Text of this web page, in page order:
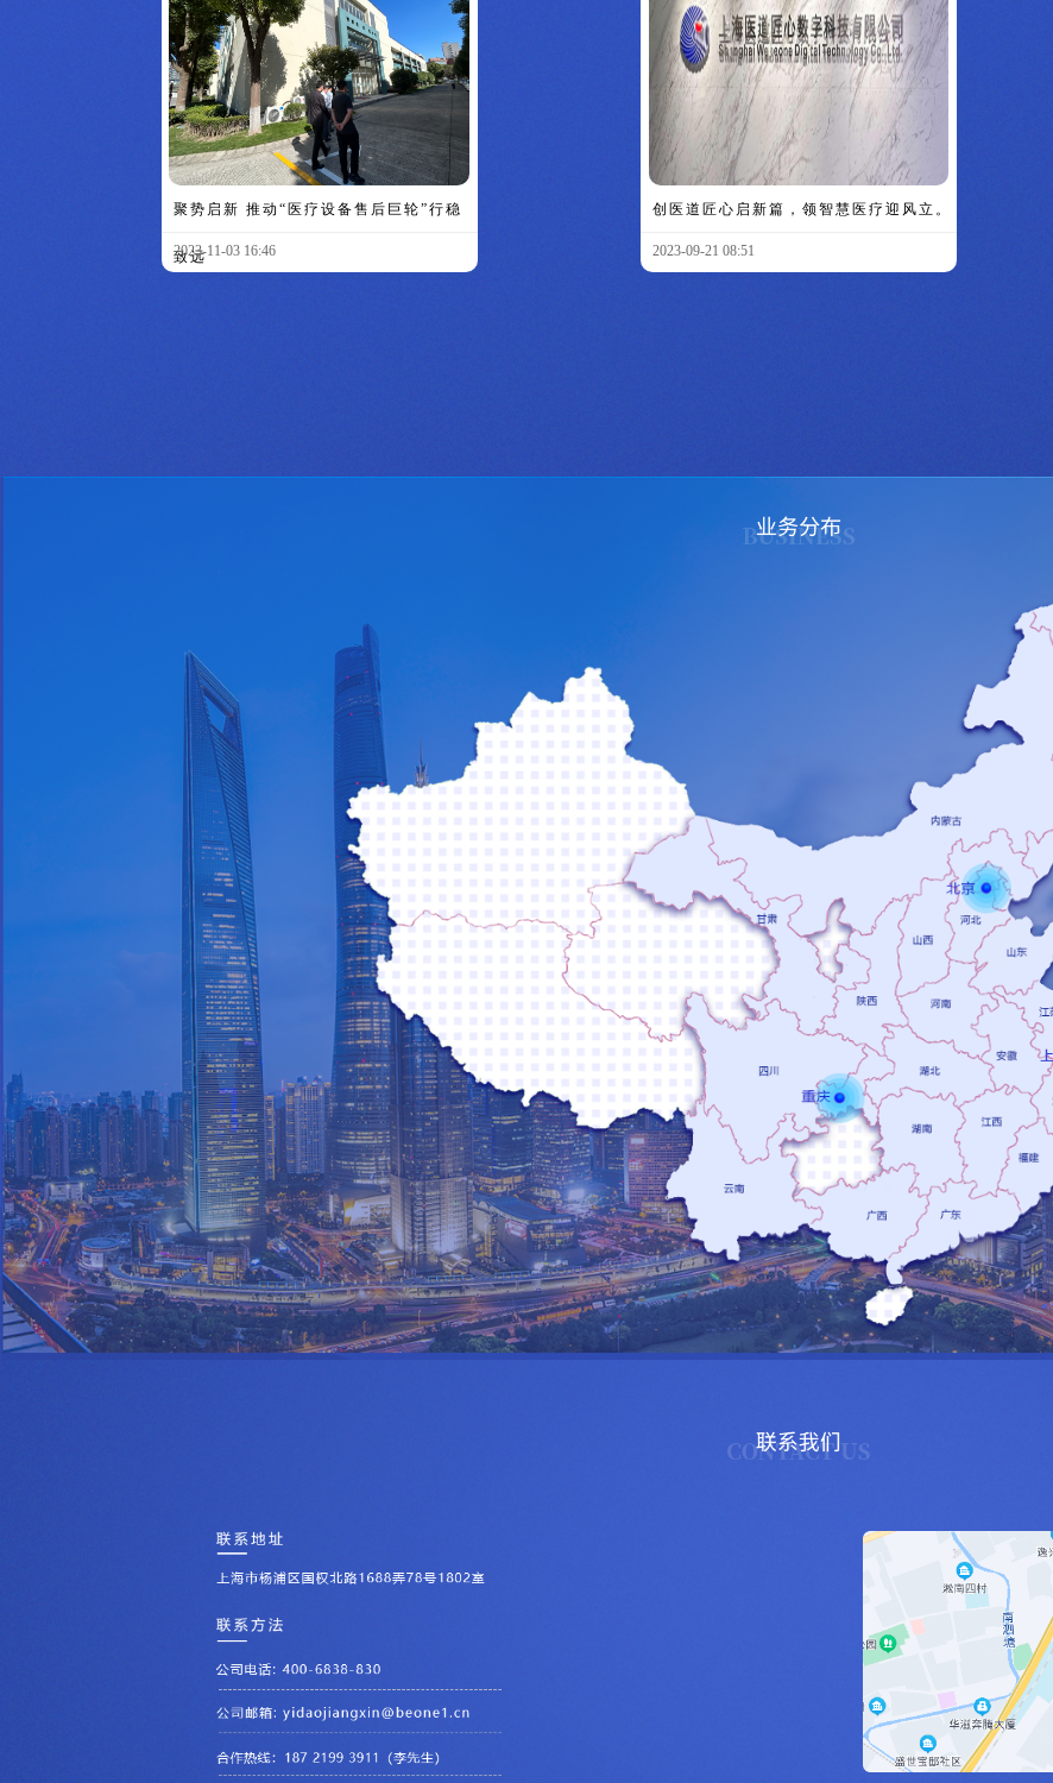
聚势启新 推动“医疗设备售后巨轮”行稳
致远
2023-11-03 16:46
创医道匠心启新篇，领智慧医疗迎风立。
2023-09-21 08:51